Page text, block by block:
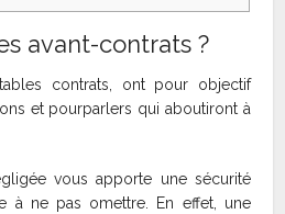
avant-contrats ?
contrats, ont pour objectif
et pourparlers qui aboutiront à
vous apporte une sécurité
à ne pas omettre. En effet, une